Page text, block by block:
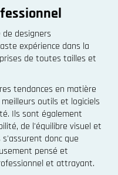
designers
expérience dans la
de toutes tailles et
tendances en matière
outils et logiciels
Ils sont également
de l'équilibre visuel et
donc que
pensé et
et attrayant.